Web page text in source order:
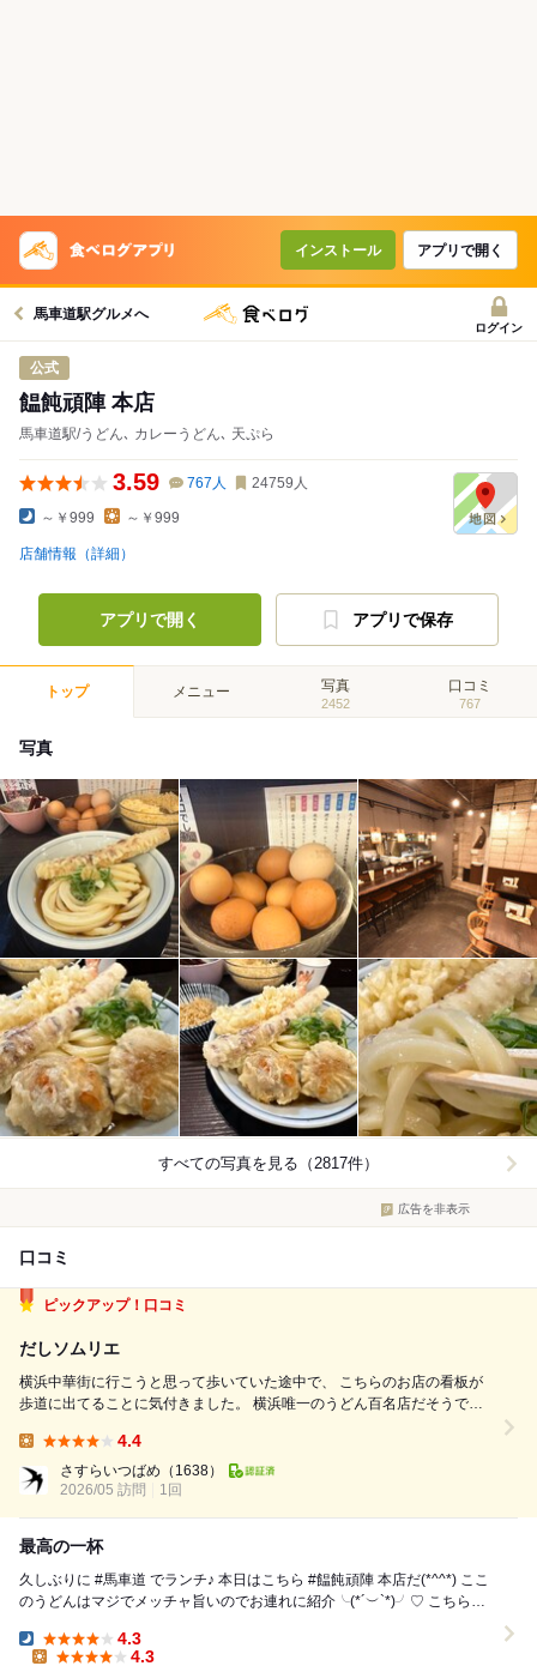
インストール アプリで開く
馬車道駅グルメへ
ログイン
公式
饂飩頑陣 本店
馬車道駅/うどん､ カレーうどん､ 天ぷら
3.59 767 人 24759 人
～￥999 ～￥999
店舗情報（詳細）
アプリで開く アプリで保存
トップ メニュー 写真
2452
口コミ
767
写真
すべての写真を見る（2817件）
広告を非表示
口コミ
ピックアップ！口コミ
だしソムリエ
横浜中華街に行こうと思って歩いていた途中で、 こちらのお店の看板が
歩道に出てることに気付きました。 横浜唯一のうどん百名店だそうで
うどお昼頃だったんですが、ギリギリ満席にならない位で 空いていたカ
ウンターに滑り込むことがで...
4.4
さすらいつばめ （1638）
2026/05 訪問
1回
最高の一杯
久しぶりに #馬車道 でランチ♪ 本日はこちら #饂飩頑陣 本店だ(*^^*) ここ
のうどんはマジでメッチャ旨いのでお連れに紹介╰(*´︶`*)╯♡ こちらに
Dinner:
4.3
4.3